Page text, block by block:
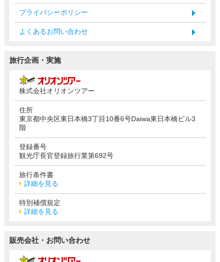
プライバシーポリシー
よくあるお問い合わせ
旅行企画・実施
株式会社オリオンツアー
住所
東京都中央区東日本橋3丁目10番6号Daiwa東日本橋ビル3
階
登録番号
観光庁長官登録旅行業第692号
旅行条件書
詳細を見る
特別補償規定
詳細を見る
販売会社・お問い合わせ